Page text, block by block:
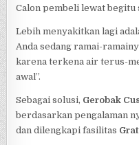
Calon pembeli lewat begitu
Lebih menyakitkan lagi
Anda sedang ramai-
karena terkena air terus-
awal”.
Sebagai solusi, Gerobak
berdasarkan pengalaman
dan dilengkapi fasilitas